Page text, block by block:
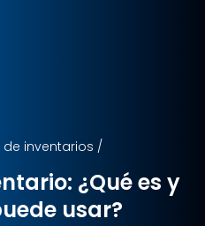
de inventarios /
¿Qué es y
usar?